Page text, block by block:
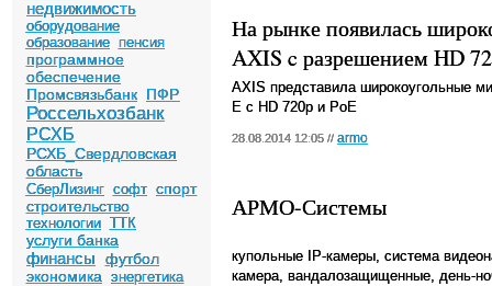
недвижимость
оборудование
образование пенсия
программное
обеспечение
Промсвязьбанк ПФР
Россельхозбанк
РСХБ
РСХБ_Свердловская
область
СберЛизинг софт спорт
строительство
технологии ТТК
услуги банка
финансы
футбол
экономика
энергетика
На рынке появилась
AXIS c разрешением HD
AXIS представила широкоугольные
E с HD 720p и PoE
28.08.2014 12:05 // armo
АРМО-Системы
купольные IP-камеры, система
камера, вандалозащищенные, день-